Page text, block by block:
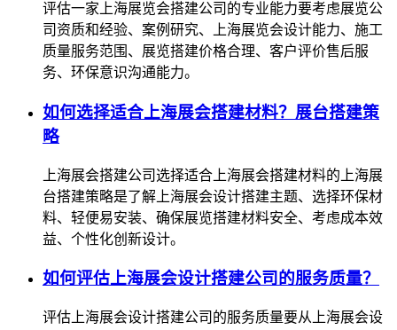
评估一家上海展览会搭建公司的专业能力要考虑展览公
司资质和经验、案例研究、上海展览会设计能力、施工
质量服务范围、展览搭建价格合理、客户评价售后服
务、环保意识沟通能力。
如何选择适合上海展会搭建材料？展台搭建策
略
上海展会搭建公司选择适合上海展会搭建材料的上海展
台搭建策略是了解上海展会设计搭建主题、选择环保材
料、轻便易安装、确保展览搭建材料安全、考虑成本效
益、个性化创新设计。
如何评估上海展会设计搭建公司的服务质量？
评估上海展会设计搭建公司的服务质量要从上海展会设